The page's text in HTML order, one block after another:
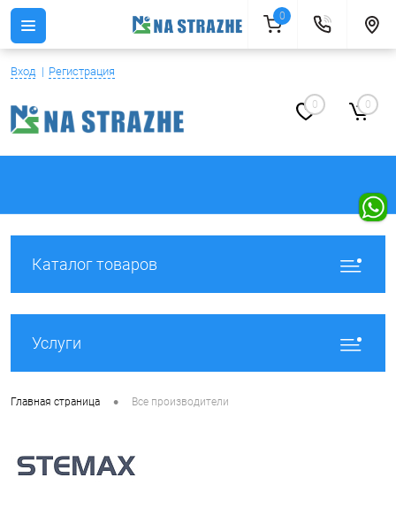
Вход Регистрация
0 0
Каталог товаров
Услуги
Главная страница • Все производители
0